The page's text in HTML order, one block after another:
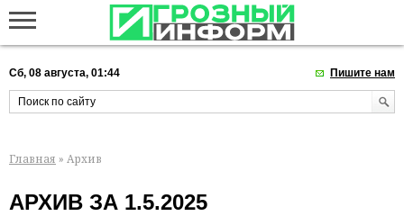
Сб, 08 августа, 01:44 Пишите нам
Главная » Архив
АРХИВ ЗА 1.5.2025